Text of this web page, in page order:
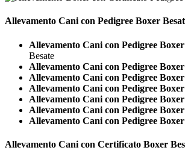
Allevamento Cani con Pedigree Boxer
Allevamento Cani con Pedigree
Besate
Allevamento Cani con Pedigree
Allevamento Cani con Pedigree
Allevamento Cani con Pedigree
Allevamento Cani con Pedigree
Allevamento Cani con Pedigree
Allevamento Cani con Pedigree Boxer
Allevamento Cani con Certificato Boxer